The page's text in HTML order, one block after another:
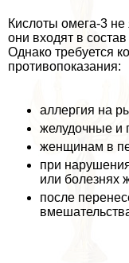
Кислоты омега-3
они входят в
Однако требуется
противопоказания:
аллергия на
желудочные и
женщинам в
при
или болезнях
после